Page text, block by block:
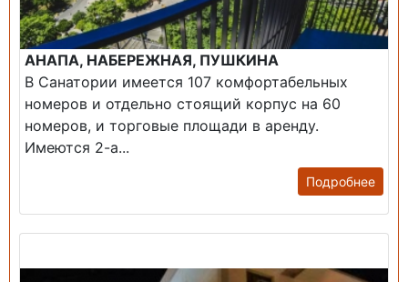
АНАПА, НАБЕРЕЖНАЯ, ПУШКИНА
В Санатории имеется 107 комфортабельных
номеров и отдельно стоящий корпус на 60
номеров, и торговые площади в аренду.
Имеются 2-а...
Подробнее